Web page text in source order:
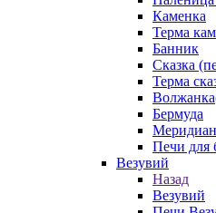
Каменка
Терма
Банник
Сказка
Терма
Бермуда
Меридиан
Печи для
Везувий
Назад
Везувий